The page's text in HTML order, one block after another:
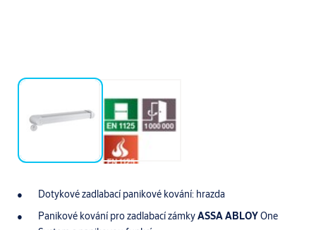
Dotykové zadlabací panikové kování: hrazda
Panikové kování pro zadlabací zámkyASSA ABLOYOne